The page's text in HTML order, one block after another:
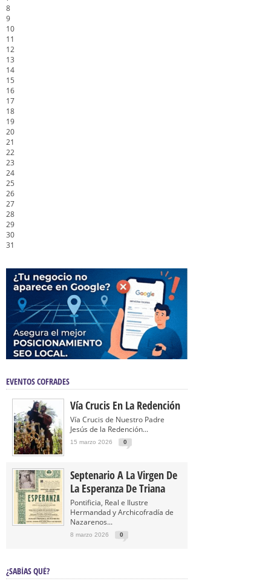
8
9
10
11
12
13
14
15
16
17
18
19
20
21
22
23
24
25
26
27
28
29
30
31
EVENTOS COFRADES
Vía Crucis En La Redención
Vía Crucis de Nuestro Padre
Jesús de la Redención...
15 marzo 2026 0
Septenario A La Virgen De
La Esperanza De Triana
Pontificia, Real e Ilustre
Hermandad y Archicofradía de
Nazarenos...
8 marzo 2026 0
¿SABÍAS QUÉ?